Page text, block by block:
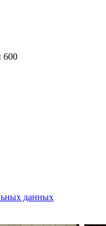
600
данных